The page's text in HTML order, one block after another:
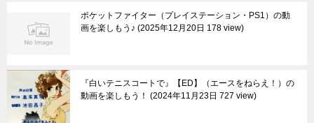
ポケットファイター（プレイステーション・PS1）の動
画を楽しもう♪ 2025年12月20日 178 view
『白いテニスコートで』【ED】（エースをねらえ！）の
動画を楽しもう！
2024年11月23日 727 view